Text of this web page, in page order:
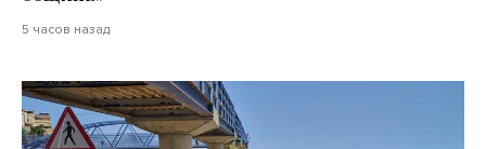
5 часов назад